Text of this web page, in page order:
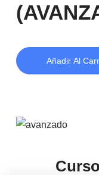
Añadir Al